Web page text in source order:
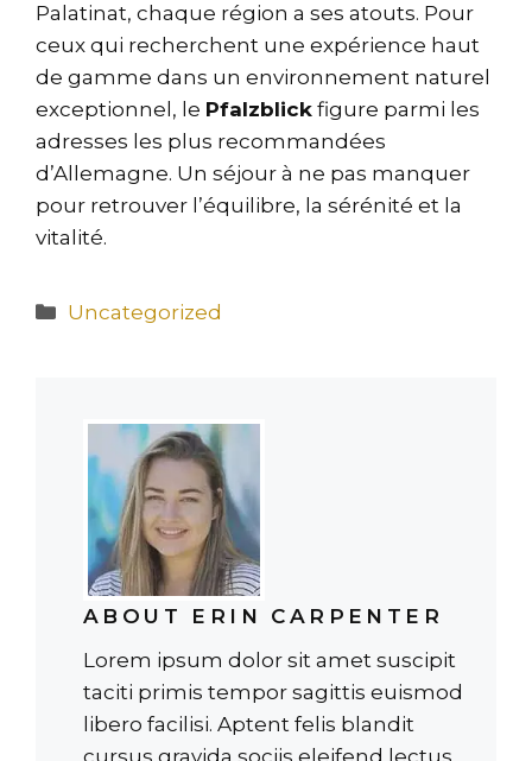
Palatinat, chaque région a ses atouts. Pour
ceux qui recherchent une expérience haut
de gamme dans un environnement naturel
exceptionnel, le Pfalzblick figure parmi les
adresses les plus recommandées
d’Allemagne. Un séjour à ne pas manquer
pour retrouver l’équilibre, la sérénité et la
vitalité.
Catégories
Uncategorized
ABOUT ERIN CARPENTER
Lorem ipsum dolor sit amet suscipit
taciti primis tempor sagittis euismod
libero facilisi. Aptent felis blandit